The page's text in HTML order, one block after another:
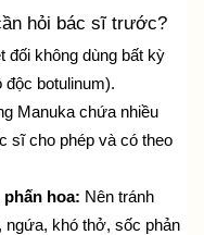
hỏi bác sĩ trước?
đối không dùng bất kỳ
độc botulinum).
Manuka chứa nhiều
sĩ cho phép và có theo
hoa: Nên tránh
ngứa, khó thở, sốc phản